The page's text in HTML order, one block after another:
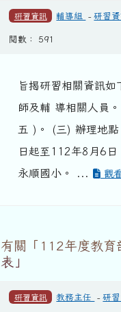
研習資訊 輔導組 -研習
閱數： 591
旨揭研習相關資訊
師及輔 導相關人員
五 )。 (三) 辦理地點
日起至112年8月6日
永順國小。 ...
觀
有關「112年度教育
表」
研習資訊 教務主任 -研